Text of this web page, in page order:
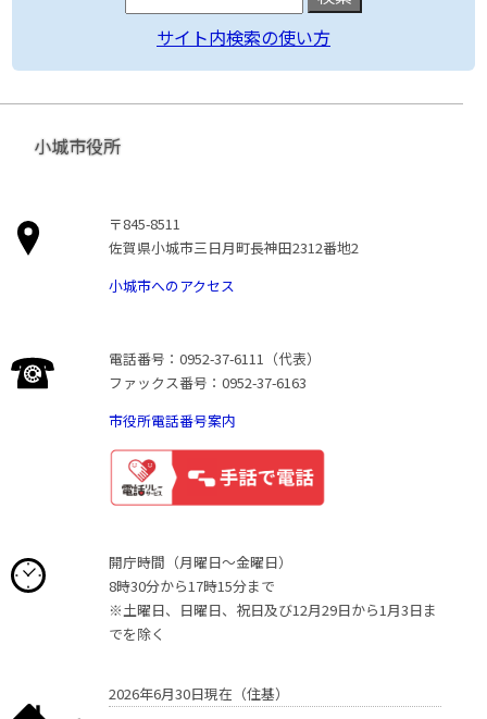
サイト内検索の使い方
小城市役所
〒845-8511
佐賀県小城市三日月町長神田2312番地2
小城市へのアクセス
電話番号：0952-37-6111（代表）
ファックス番号：0952-37-6163
市役所電話番号案内
開庁時間（月曜日〜金曜日）
8時30分から17時15分まで
※土曜日、日曜日、祝日及び12月29日から1月3日ま
でを除く
2026年6月30日現在（住基）